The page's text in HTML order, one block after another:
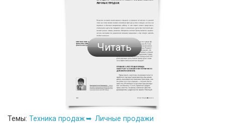
Читать
Темы: Техника продаж
Личные продажи